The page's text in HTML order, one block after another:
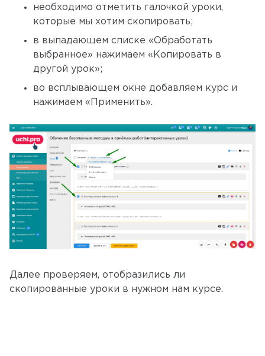
необходимо отметить галочкой уроки,
которые мы хотим скопировать;
в выпадающем списке «Обработать
выбранное» нажимаем «Копировать в
другой урок»;
во всплывающем окне добавляем курс и
нажимаем «Применить».
Далее проверяем, отобразились ли
скопированные уроки в нужном нам курсе.